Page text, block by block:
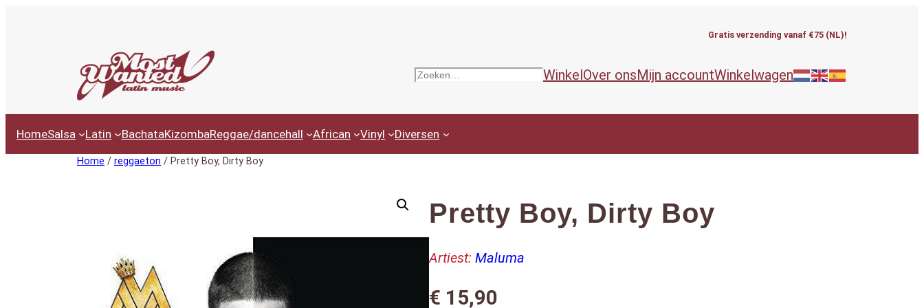
Gratis verzending vanaf €75 (NL)!
Zoeken WinkelOver onsMijn accountWinkelwagen
HomeSalsa Latin BachataKizombaReggae/dancehall African Vinyl Diversen
Home / reggaeton / Pretty Boy, Dirty Boy
Pretty Boy, Dirty Boy
Artiest: Maluma
€ 15,90